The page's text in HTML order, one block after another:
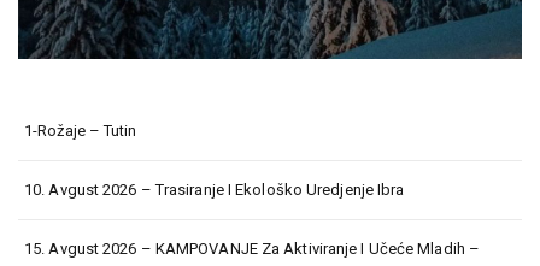
1-Rožaje – Tutin
10. Avgust 2026 – Trasiranje I Ekološko Uredjenje Ibra
15. Avgust 2026 – KAMPOVANJE Za Aktiviranje I Učeće Mladih –